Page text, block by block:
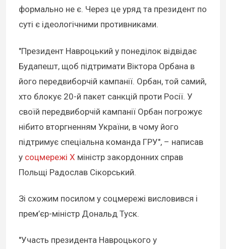
формально не є. Через це уряд та президент по
суті є ідеологічними противниками.
"Президент Навроцький у понеділок відвідає
Будапешт, щоб підтримати Віктора Орбана в
його передвиборчій кампанії. Орбан, той самий,
хто блокує 20-й пакет санкцій проти Росії. У
своїй передвиборчій кампанії Орбан погрожує
нібито вторгненням України, в чому його
підтримує спеціальна команда ГРУ", – написав
у соцмережі Х міністр закордонних справ
Польщі Радослав Сікорський.
Зі схожим посилом у соцмережі висловився і
прем’єр-міністр Дональд Туск.
"Участь президента Навроцького у